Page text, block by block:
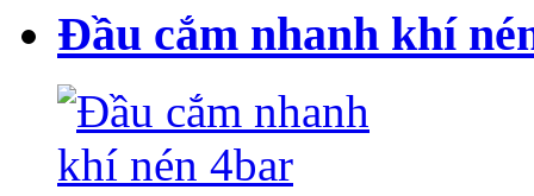
Đầu cắm nhanh khí